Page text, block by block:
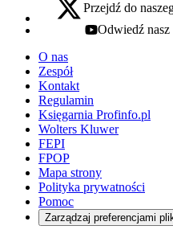
x - otwiera się w nowej karcie
Przejdź do
youtube - otwiera się
Odwiedź nasz
O nas
Zespół
Kontakt
Regulamin
Księgarnia Profinfo.pl
Wolters Kluwer
FEPI
FPOP
Mapa strony
Polityka prywatności
Pomoc
Zarządzaj preferencjami